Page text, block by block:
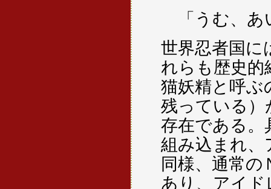
「うむ、
世界忍者国に
れらも歴史的
猫妖精と呼ぶ
残っている）
存在である。
組み込まれ、
同様、通常
あり、アイ